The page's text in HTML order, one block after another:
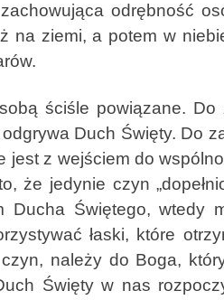
odrębność
ziemi, a potem w
ściśle powiązane. Do
Duch Święty. Do
jest z wejściem do
że jedynie czyn
Ducha Świętego,
łaski, które
należy do Boga,
Święty w nas